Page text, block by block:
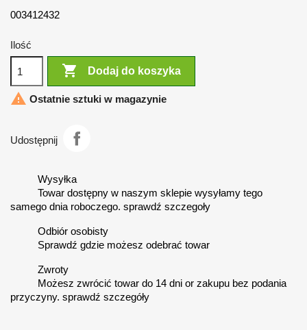
003412432
Ilość
 Dodaj do koszyka
 Ostatnie sztuki w magazynie
Udostępnij
Wysyłka
Towar dostępny w naszym sklepie wysyłamy tego
samego dnia roboczego. sprawdź szczegoły
Odbiór osobisty
Sprawdź gdzie możesz odebrać towar
Zwroty
Możesz zwrócić towar do 14 dni or zakupu bez podania
przyczyny. sprawdź szczegóły